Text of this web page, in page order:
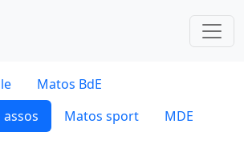
Matos BdE
Matos sport
MDE